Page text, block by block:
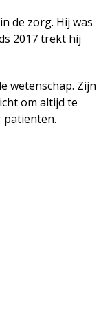
de zorg. Hij was
2017 trekt hij
wetenschap. Zijn
om altijd te
patiënten.